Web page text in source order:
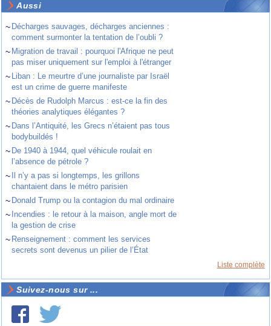
Aussi
~ Décharges sauvages, décharges anciennes :
comment surmonter la tentation de l’oubli ?
~ Migration de travail : pourquoi l'Afrique ne peut
pas miser uniquement sur l'emploi à l'étranger
~ Liban : Le meurtre d’une journaliste par Israël
est un crime de guerre manifeste
~ Décès de Rudolph Marcus : est-ce la fin des
théories analytiques élégantes ?
~ Dans l’Antiquité, les Grecs n’étaient pas tous
bodybuildés !
~ De 1940 à 1944, quel véhicule roulait en
l’absence de pétrole ?
~
Il n’y a pas si longtemps, les grillons
chantaient dans le métro parisien
~ Donald Trump ou la contagion du mal ordinaire
~ Incendies : le retour à la maison, angle mort de
la gestion de crise
~ Renseignement : comment les services
secrets sont devenus un pilier de l’État
Liste complète
Suivez-nous sur ...